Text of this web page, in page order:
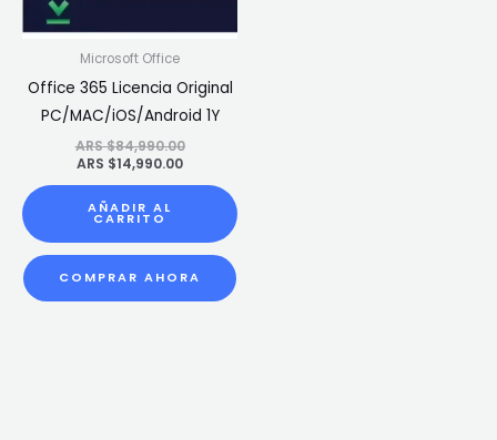
Microsoft Office
Office 365 Licencia Original
PC/MAC/iOS/Android 1Y
ARS $84,990.00
ARS $14,990.00
AÑADIR AL
CARRITO
COMPRAR AHORA